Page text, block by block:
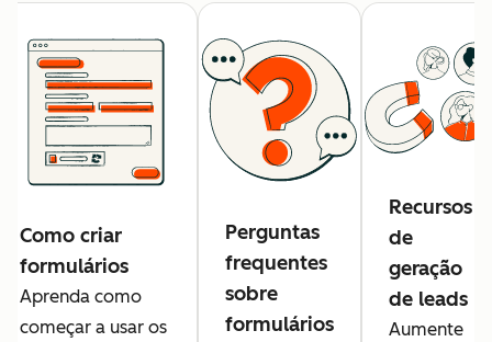
Como criar
formulários
Aprenda como
começar a usar os
Perguntas
frequentes
sobre
formulários
Recursos
de
geração
de leads
Aumente